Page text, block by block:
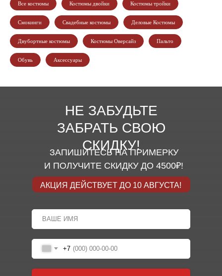
Все костюмы Костюмы двойки Костюмы тройки
Смокинги Свадебные костюмы Деловые Костюмы
Двубортные костюмы Костюмы Оверсайз Пальто
Обувь Аксессуары
НЕ ЗАБУДЬТЕ
ЗАБРАТЬ СВОЮ
СКИДКУ!
ЗАПИШИТЕСЬ НА ПРИМЕРКУ
И ПОЛУЧИТЕ СКИДКУ ДО 4500₽!
АКЦИЯ ДЕЙСТВУЕТ ДО 10 АВГУСТА!
+7